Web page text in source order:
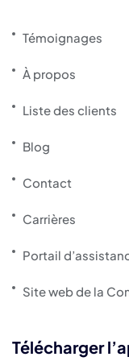
Témoignages
À propos
Liste des clients
Blog
Contact
Carrières
Portail
Site web de la
Télécharger